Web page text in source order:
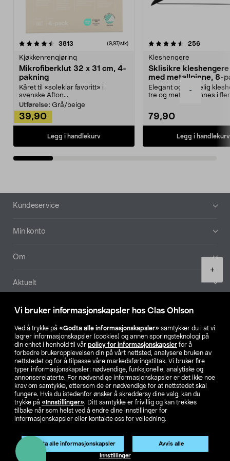
Vi bruker informasjonskapsler hos Clas Ohlson
Ved å trykke på «Godta alle informasjonskapsler» samtykker du i at vi
lagrer informasjonskapsler (cookies) og annen sporingsteknologi på
din enhet i henhold til vår policy for informasjonskapsler for å
forbedre brukeropplevelsen din på vårt nettsted, analysere bruken av
nettstedet og for å tilpasse våre markedsføringstiltak. Vi bruker fire
typer informasjonskapsler: nødvendige, funksjonelle, analytiske og
annonserelaterte. For nødvendige informasjonskapsler er det ikke noe
krav om samtykke, ettersom de er nødvendige for at nettstedet skal
fungere. Hvis du istedenfor ønsker å skreddersy dine valg, kan du
trykke på «Innstillinger». Ditt samtykke er frivillig og kan trekkes
tilbake når som helst ved å endre dine innstillinger for
informasjonskapsler eller kontakte oss for veiledning.
Godta alle informasjonskapsler Avvis alle
Innstillinger
-
+
Legg i handlekurv
3813 anmeldelser(9,97/stk)
Kjøkkenrengjøring
Mikrofiberklut 32 x 31 cm, 4-
pakning
Kåret til «soleklar favoritt» i
svenske Afton...
Utførelse: Grå/beige
39,90
Legg i handlekurv
4.5av 5 stjerner 256
Kleshengere
Sklisikre
med metallpinne, 8-
Elegant og skikkelig
tre og metall – finnes i
79,90
Legg i handlekurv
4.5av 5 stjerner
Bunntekst
Kundeservice
Min konto
Om
Aktuelt
Våre selskaper
Finn din butikk
SE NO FI
Endre til priser ekskl. moms